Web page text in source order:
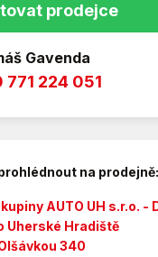
prodejce
Gavenda
771 224 051
na prodejně:
AUTO UH s.r.o. -
Uherské Hradiště
340